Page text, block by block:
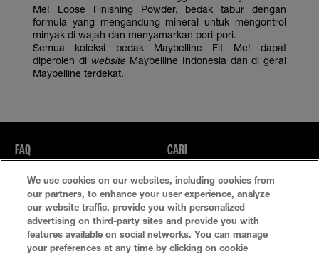
Me! Loose Finishing Powder, bedak tabur dengan
formula yang mengandung mineral untuk mengontrol
minyak di wajah dan menyamarkan pori-pori.
Semua koleksi bedak Maybelline Fit Me! dapat
diperoleh di website Maybelline Indonesia dan di gerai
Maybelline terdekat.
FAQ CARI
Kebijakan Privasi Ketentuan Penggunaan
Atur Cookie
We use cookies on our websites, including cookies from
our partners, to enhance your user experience, analyze
our website traffic, provide you with personalized
advertising on third-party sites and provide you with
features available on social networks. You can manage
your preferences at any time by clicking on cookie